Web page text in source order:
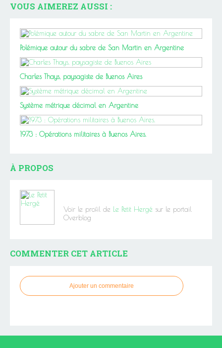
VOUS AIMEREZ AUSSI :
Polémique autour du sabre de San Martin en Argentine
Charles Thays, paysagiste de Buenos Aires
Système métrique décimal en Argentine
1973 : Opérations militaires à Buenos Aires.
À PROPOS
Voir le profil de Le Petit Hergé sur le portail
Overblog
COMMENTER CET ARTICLE
Ajouter un commentaire